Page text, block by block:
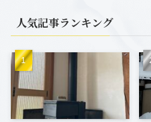
(1)
(12)
(20)
(6)
人気記事ランキング